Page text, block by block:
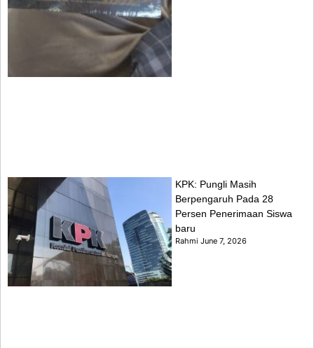
KPK: Pungli Masih
Berpengaruh Pada 28
Persen Penerimaan Siswa
baru
RahmiJune 7, 2026